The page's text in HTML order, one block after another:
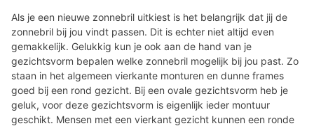
Als je een nieuwe zonnebril uitkiest is het belangrijk dat jij de
zonnebril bij jou vindt passen. Dit is echter niet altijd even
gemakkelijk. Gelukkig kun je ook aan de hand van je
gezichtsvorm bepalen welke zonnebril mogelijk bij jou past. Zo
staan in het algemeen vierkante monturen en dunne frames
goed bij een rond gezicht. Bij een ovale gezichtsvorm heb je
geluk, voor deze gezichtsvorm is eigenlijk ieder montuur
geschikt. Mensen met een vierkant gezicht kunnen een ronde